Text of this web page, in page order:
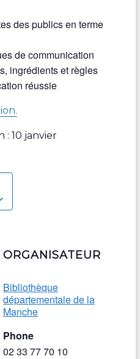
des publics en terme
de communication
ingrédients et règles
réussie
: 10 janvier
ORGANISATEUR
Bibliothèque
départementale de la
Manche
Phone
02 33 77 70 10